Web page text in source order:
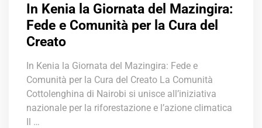
In Kenia la Giornata del Mazingira:
Fede e Comunità per la Cura del
Creato
In Kenia la Giornata del Mazingira: Fede e
Comunità per la Cura del Creato La Comunità
Cottolenghina di Nairobi si unisce all’iniziativa
nazionale per la riforestazione e l’azione climatica
Il …